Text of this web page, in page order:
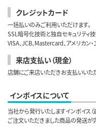
クレジットカード
一括払いのみご利用いただけます。
SSL暗号化技術と独自セキュリティ
VISA、JCB、Mastercard、アメリカン
来店支払い（現金）
店舗にご来店いただきお支払いいた
インボイスについて
当社から発行いたしますインボイス（
ご注文いただきました商品の発送が